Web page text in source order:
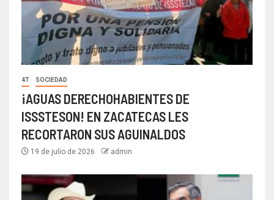
4T SOCIEDAD
¡AGUAS DERECHOHABIENTES DE
ISSSTESON! EN ZACATECAS LES
RECORTARON SUS AGUINALDOS
19 de julio de 2026 admin